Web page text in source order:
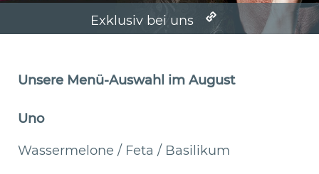
Exklusiv bei uns
Unsere Menü-Auswahl im August
Uno
Wassermelone / Feta / Basilikum